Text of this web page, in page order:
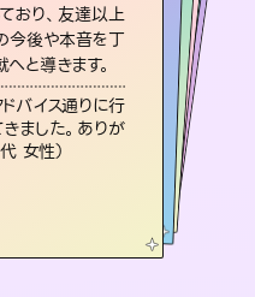
おり、友達以上
今後や本音を丁
と導きます。
バイス通りに行
ました。ありが
女性）
押して導きます。
ってくれる所や濁
で、毎回自分の気
（30代 男性）
伝えします。
ュー
かり聞いて鑑定して
気持ちが楽になりまし
の人の気持ち」まで丁寧に読み解き、恋や人生のヒントを優しく引き出します。
ビュー
が嘘みたいに晴れまし
ていらっしゃるんだなと
代 女性）
ポートします。
レビュー
る鑑定でした。しかもこち
ていないのに視えていらっ
驚きです（30代女性）
うアドバイスします。
レビュー
質や人間関係、本心など
えていてびっくり。対策が
になれます（40代）